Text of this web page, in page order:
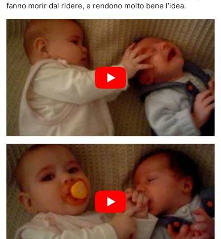
fanno morir dal ridere, e rendono molto bene l’idea.